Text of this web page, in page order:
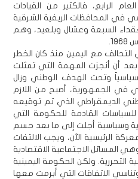
الرابع، فالكثير من القيادات
في المحافظات الريفية الشرقية
السبعة وعشال وبلعيد، وهم
مع اليمين منذ كان الخطر
أن أنجزت المهمة التي تمثلت
وتحت الهدف الوطني وزال
في الجمهورية، أصبح من اللازم
الديمقراطي الذي تم توقيعه
القادمة للحكومة التي
وسياسية أجلت إلى ما بعد حسم
الرئيسية الآن، ويجب الالتفات
وهي المسائل الاجتماعية الاقتصادية
التحررية. ولكن الحكومة اليمينية
الاتفاقات التي أبرمت معها